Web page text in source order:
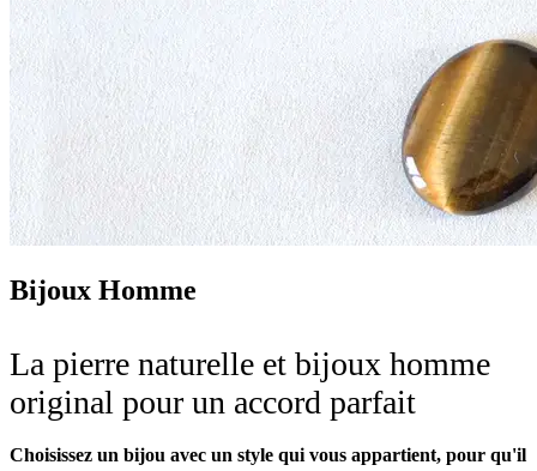
Bijoux Homme
La pierre naturelle et bijoux homme
original pour un accord parfait
Choisissez un bijou avec un style qui vous appartient, pour qu'il